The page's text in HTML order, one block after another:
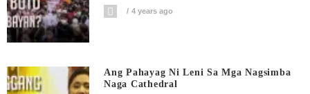
4 years ago
Ang Pahayag Ni Leni Sa Mga Nagsimba
Naga Cathedral